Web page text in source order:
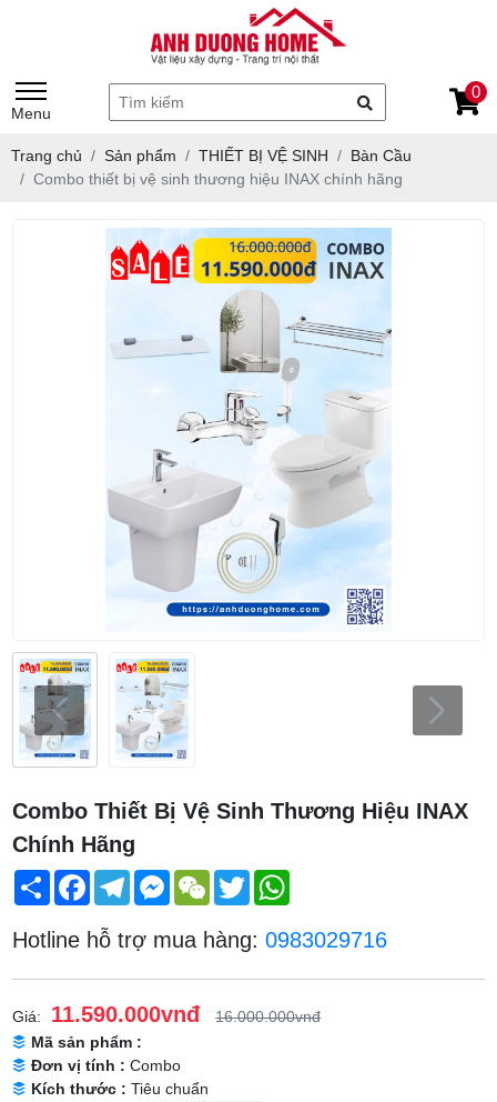
Menu
0
Trang chủ Sản phẩm THIẾT BỊ VỆ SINH
Bàn Cầu
Combo thiết bị vệ sinh thương hiệu INAX chính hãng
Combo Thiết Bị Vệ Sinh Thương Hiệu INAX
Chính Hãng
Share FacebookTelegramMessenger
WeChatTwitter
Hotline hỗ trợ mua hàng:0983029716
Giá: 11.590.000vnđ
16.000.000vnđ
Mã sản phẩm :
Đơn vị tính :Combo
Kích thước :Tiêu chuẩn